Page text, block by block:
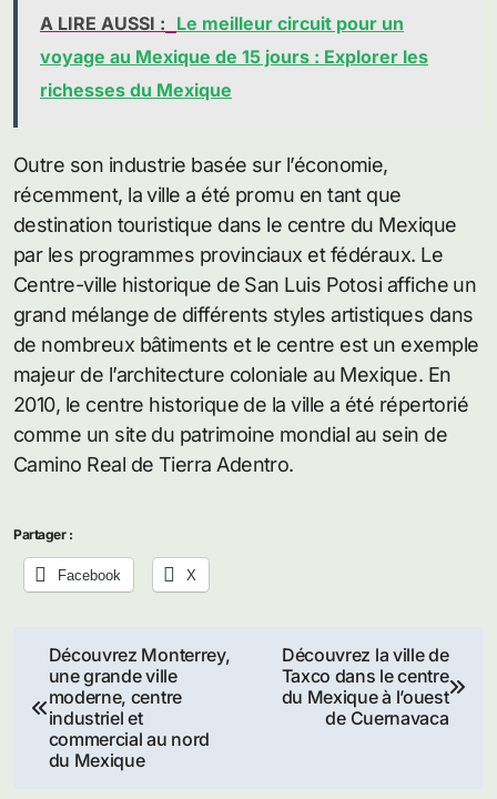
A LIRE AUSSI : Le meilleur circuit pour un
voyage au Mexique de 15 jours : Explorer les
richesses du Mexique
Outre son industrie basée sur l’économie,
récemment, la ville a été promu en tant que
destination touristique dans le centre du Mexique
par les programmes provinciaux et fédéraux. Le
Centre-ville historique de San Luis Potosi affiche un
grand mélange de différents styles artistiques dans
de nombreux bâtiments et le centre est un exemple
majeur de l’architecture coloniale au Mexique. En
2010, le centre historique de la ville a été répertorié
comme un site du patrimoine mondial au sein de
Camino Real de Tierra Adentro.
Partager :
Facebook X
Navigation
de
l’article
Découvrez Monterrey,
une grande ville
moderne, centre
industriel et
commercial au nord
du Mexique
Découvrez la ville de
Taxco dans le centre
du Mexique à l’ouest
de Cuernavaca